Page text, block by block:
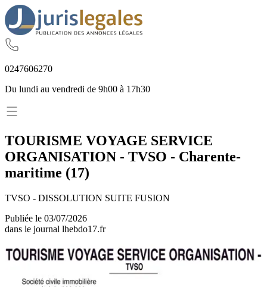
0247606270
Du lundi au vendredi de 9h00 à 17h30
TOURISME VOYAGE SERVICE
ORGANISATION - TVSO - Charente-
maritime (17)
TVSO - DISSOLUTION SUITE FUSION
Publiée le 03/07/2026
dans le journal lhebdo17.fr